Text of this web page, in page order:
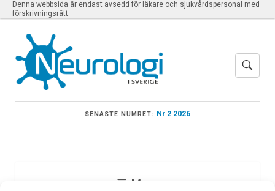
Denna webbsida är endast avsedd för läkare och sjukvårdspersonal med
förskrivningsrätt.
SENASTE NUMRET: Nr 2 2026
Meny